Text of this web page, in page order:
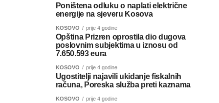
Poništena odluku o naplati električne
energije na sjeveru Kosova
KOSOVO prije 4 godine
Opština Prizren oprostila dio dugova
poslovnim subjektima u iznosu od
7.650.593 eura
KOSOVO prije 4 godine
Ugostitelji najavili ukidanje fiskalnih
računa, Poreska služba preti kaznama
KOSOVO prije 4 godine